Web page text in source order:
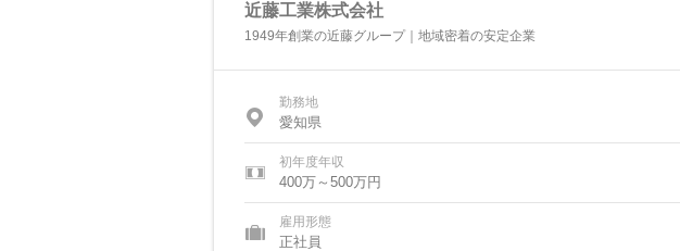
近藤工業株式会社
1949年創業の近藤グループ｜地域密着の安定企業
勤務地
愛知県
初年度年収
400万～500万円
雇用形態
正社員